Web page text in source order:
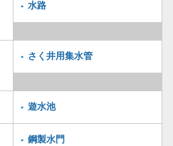
水路
さく井用集水管
遊水池
鋼製水門